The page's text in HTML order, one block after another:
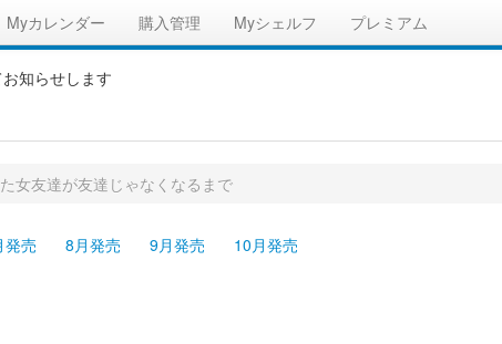
Myカレンダー 購入管理 Myシェルフ プレミアム
知らせします
女友達が友達じゃなくなるまで
発売 8月発売 9月発売 10月発売